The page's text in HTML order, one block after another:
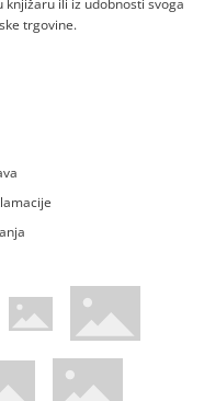
knjižaru ili iz udobnosti svoga
trgovine.
web stranica
American Express web stranica
Visa web stranica
sigurnosni kod web
Pci Dss certificirano